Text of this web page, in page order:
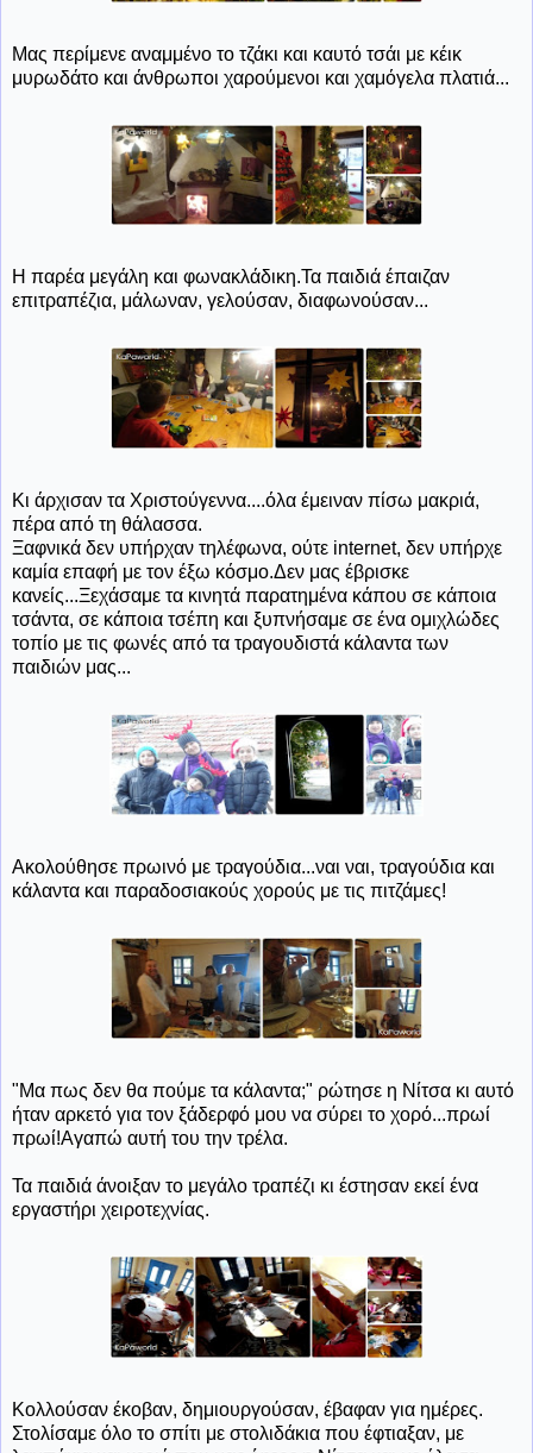
Μας περίμενε αναμμένο το τζάκι και καυτό τσάι με κέικ
μυρωδάτο και άνθρωποι χαρούμενοι και χαμόγελα πλατιά...
Η παρέα μεγάλη και φωνακλάδικη.Τα παιδιά έπαιζαν
επιτραπέζια, μάλωναν, γελούσαν, διαφωνούσαν...
Κι άρχισαν τα Χριστούγεννα....όλα έμειναν πίσω μακριά,
πέρα από τη θάλασσα.
Ξαφνικά δεν υπήρχαν τηλέφωνα, ούτε internet, δεν υπήρχε
καμία επαφή με τον έξω κόσμο.Δεν μας έβρισκε
κανείς...Ξεχάσαμε τα κινητά παρατημένα κάπου σε κάποια
τσάντα, σε κάποια τσέπη και ξυπνήσαμε σε ένα ομιχλώδες
τοπίο με τις φωνές από τα τραγουδιστά κάλαντα των
παιδιών μας...
Ακολούθησε πρωινό με τραγούδια...ναι ναι, τραγούδια και
κάλαντα και παραδοσιακούς χορούς με τις πιτζάμες!
"Μα πως δεν θα πούμε τα κάλαντα;" ρώτησε η Νίτσα κι αυτό
ήταν αρκετό για τον ξάδερφό μου να σύρει το χορό...πρωί
πρωί!Αγαπώ αυτή του την τρέλα.
Τα παιδιά άνοιξαν το μεγάλο τραπέζι κι έστησαν εκεί ένα
εργαστήρι χειροτεχνίας.
Κολλούσαν έκοβαν, δημιουργούσαν, έβαφαν για ημέρες.
Στολίσαμε όλο το σπίτι με στολιδάκια που έφτιαξαν, με